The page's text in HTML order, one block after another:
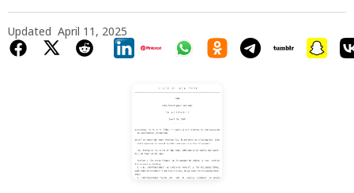
Chia
Updated April 11, 2025